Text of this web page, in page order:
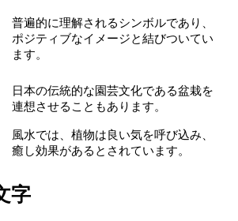
普遍的に理解されるシンボルであり、
ポジティブなイメージと結びついてい
ます。
日本の伝統的な園芸文化である盆栽を
連想させることもあります。
風水では、植物は良い気を呼び込み、
癒し効果があるとされています。
字